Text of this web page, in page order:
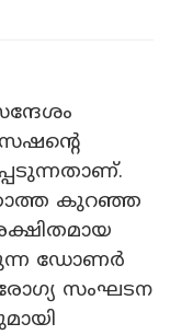
കുറഞ്ഞ
ഡോണർ
സംഘടന